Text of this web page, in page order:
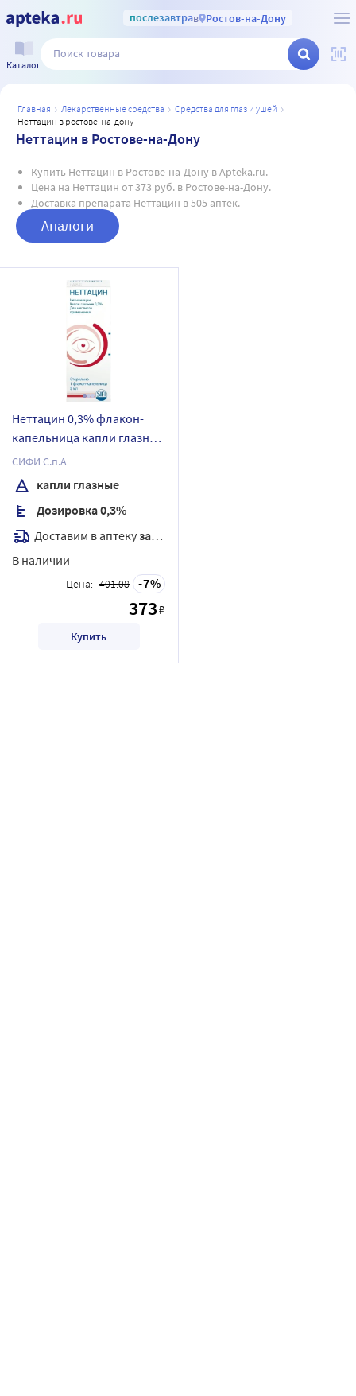
послезавтрав Ростов-на-Дону
Каталог
главная лекарственные средства
средства для глаз и ушей
неттацин в ростове-на-дону
Неттацин в Ростове-на-Дону
Купить Неттацин в Ростове-на-Дону в Apteka.ru.
Цена на Неттацин от 373 руб. в Ростове-на-Дону.
Доставка препарата Неттацин в 505 аптек.
Аналоги
Неттацин 0,3% флакон-
капельница капли глазные
5 мл
СИФИ С.п.А
капли глазные
Дозировка 0,3%
Доставим в аптекузавтра
В наличии
Цена: 401.08 7
373₽
Купить